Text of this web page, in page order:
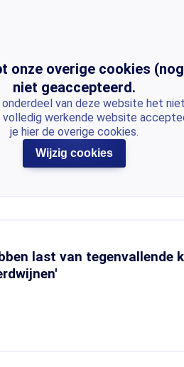
onze overige cookies
niet geaccepteerd.
van deze website het
volledig werkende website
je hier de overige cookies.
Wijzig cookies
last van tegenvallende